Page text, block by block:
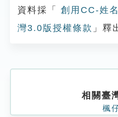
資料採「
創用CC-姓
灣3.0版授權條款 」釋
相關臺
楓